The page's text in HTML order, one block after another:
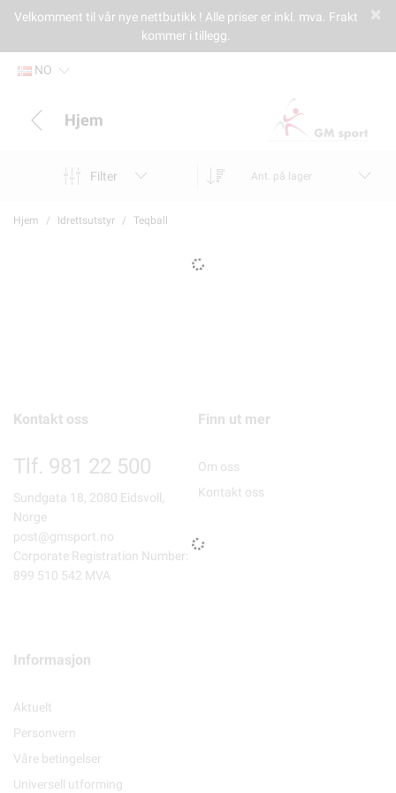
Velkomment til vår nye nettbutikk ! Alle priser er inkl. mva. Frakt
kommer i tillegg.
NO
Hjem
Filter Ant. på lager
Hjem Idrettsutstyr Teqball
Kontakt oss
Tlf. 981 22 500
Sundgata 18, 2080 Eidsvoll,
Norge
post@gmsport.no
Corporate Registration Number:
899 510 542 MVA
Finn ut mer
Om oss
Kontakt oss
Informasjon
Aktuelt
Personvern
Våre betingelser
Universell utforming